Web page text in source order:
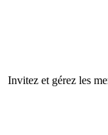
Invitez et gérez les